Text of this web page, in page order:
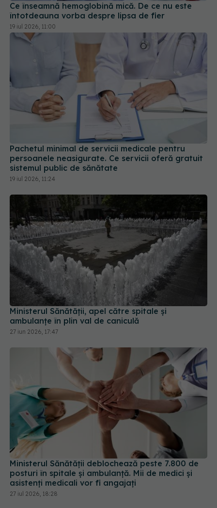
19 iul 2026, 11:00
Pachetul minimal de servicii medicale pentru
persoanele neasigurate. Ce servicii oferă gratuit
sistemul public de sănătate
19 iul 2026, 11:24
Ministerul Sănătății, apel către spitale și
ambulanțe în plin val de caniculă
27 iun 2026, 17:47
Ministerul Sănătății deblochează peste 7.800 de
posturi în spitale și ambulanță. Mii de medici și
asistenți medicali vor fi angajați
27 iul 2026, 18:28